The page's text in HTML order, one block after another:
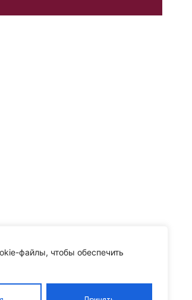
файлы, чтобы обеспечить